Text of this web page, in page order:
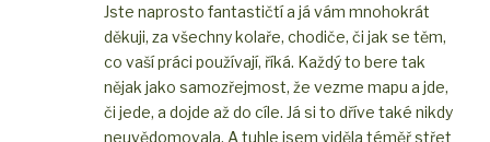
Jste naprosto fantastičtí a já vám mnohokrát
děkuji, za všechny kolaře, chodiče, či jak se těm,
co vaší práci používají, říká. Každý to bere tak
nějak jako samozřejmost, že vezme mapu a jde,
či jede, a dojde až do cíle. Já si to dříve také nikdy
neuvědomovala. A tuhle jsem viděla téměř střet